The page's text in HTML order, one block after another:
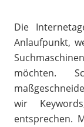
Die
Anlaufpunkt,
möchten.
wir
entsprechen.